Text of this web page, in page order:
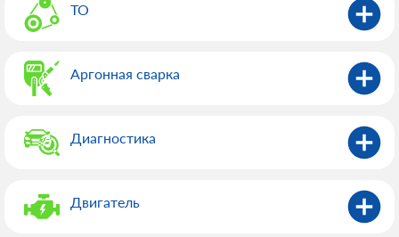
ТО
Аргонная сварка
Диагностика
Двигатель